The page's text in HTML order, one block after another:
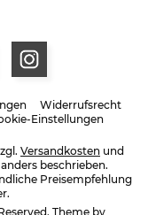
Widerrufsrecht
Einstellungen
Versandkosten und
beschrieben.
Preisempfehlung
Theme by